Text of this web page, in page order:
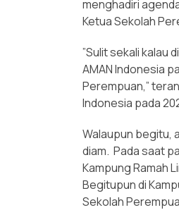
menghadiri
Ketua Sekolah
”Sulit sekali kalau
AMAN Indonesia
Perempuan,”
Indonesia pada
Walaupun begitu,
diam. Pada saat
Kampung Ramah
Begitupun di
Sekolah